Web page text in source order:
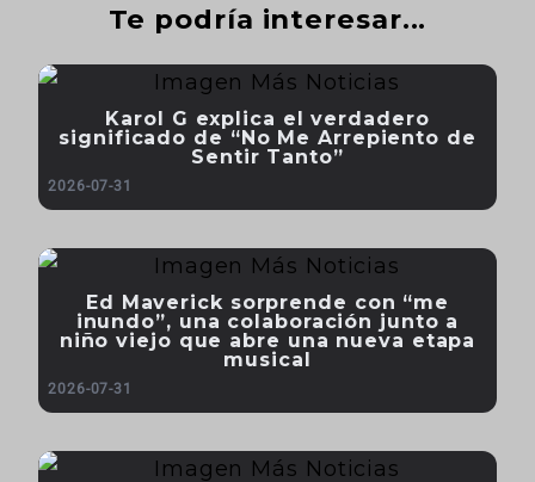
Te podría interesar...
Karol G explica el verdadero
significado de “No Me Arrepiento de
Sentir Tanto”
2026-07-31
Ed Maverick sorprende con “me
inundo”, una colaboración junto a
niño viejo que abre una nueva etapa
musical
2026-07-31